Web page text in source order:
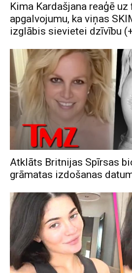
Kima Kardašjana reaģē uz
apgalvojumu, ka viņas
izglābis sievietei dzīvību
Atklāts Britnijas Spīrsas
grāmatas izdošanas